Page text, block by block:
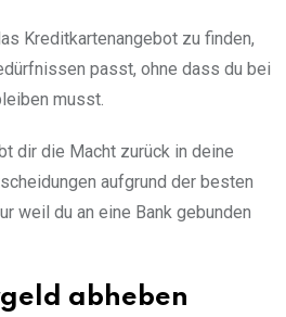
Kreditkartenangebot zu finden,
passt, ohne dass du bei
musst.
dir die Macht zurück in deine
aufgrund der besten
weil du an eine Bank gebunden
abheben